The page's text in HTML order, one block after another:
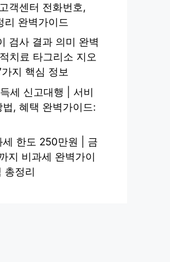
객센터 전화번호,
리 완벽가이드
검사 결과 의미 완벽
치료 타그리소 지오
지 핵심 정보
세 신고대행 | 서비
, 혜택 완벽가이드:
세 한도 250만원 | 금
지 비과세 완벽가이
총정리